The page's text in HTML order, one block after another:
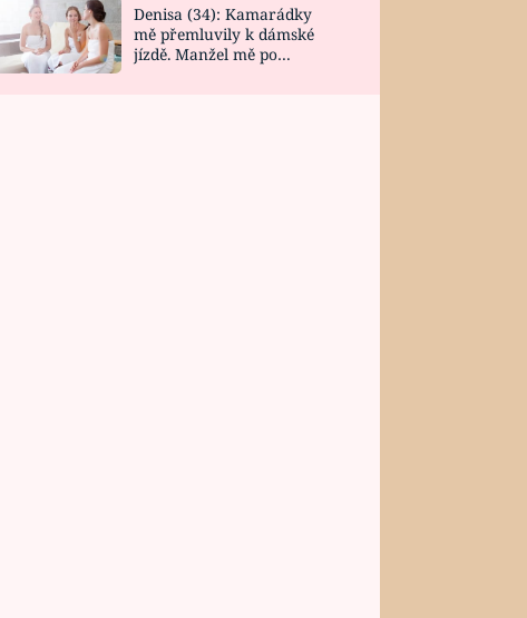
Denisa (34): Kamarádky
mě přemluvily k dámské
jízdě. Manžel mě po